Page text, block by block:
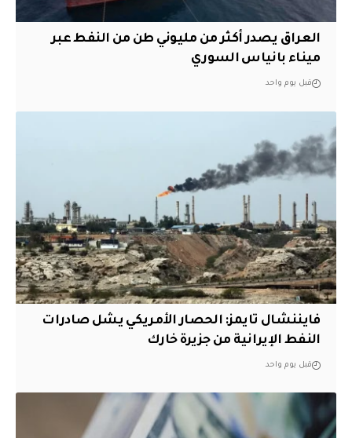
العراق يصدر أكثر من مليوني طن من النفط عبر
ميناء بانياس السوري
قبل يوم واحد
فايننشال تايمز: الحصار الأمريكي يشل صادرات
النفط الإيرانية من جزيرة خارك
قبل يوم واحد